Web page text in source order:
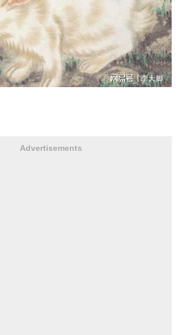
Advertisements